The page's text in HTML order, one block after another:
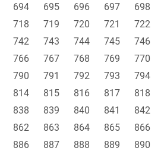
694 695 696 697 698
718 719 720 721 722
742 743 744 745 746
766 767 768 769 770
790 791 792 793 794
814 815 816 817 818
838 839 840 841 842
862 863 864 865 866
886 887 888 889 890